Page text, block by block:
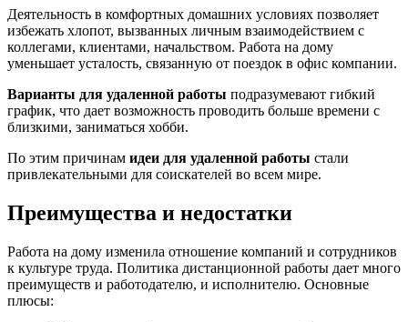
Деятельность в комфортных домашних условиях позволяет
избежать хлопот, вызванных личным взаимодействием с
коллегами, клиентами, начальством. Работа на дому
уменьшает усталость, связанную от поездок в офис компании.
Варианты для удаленной работы подразумевают гибкий
график, что дает возможность проводить больше времени с
близкими, заниматься хобби.
По этим причинам идеи для удаленной работы стали
привлекательными для соискателей во всем мире.
Преимущества и недостатки
Работа на дому изменила отношение компаний и сотрудников
к культуре труда. Политика дистанционной работы дает много
преимуществ и работодателю, и исполнителю. Основные
плюсы: